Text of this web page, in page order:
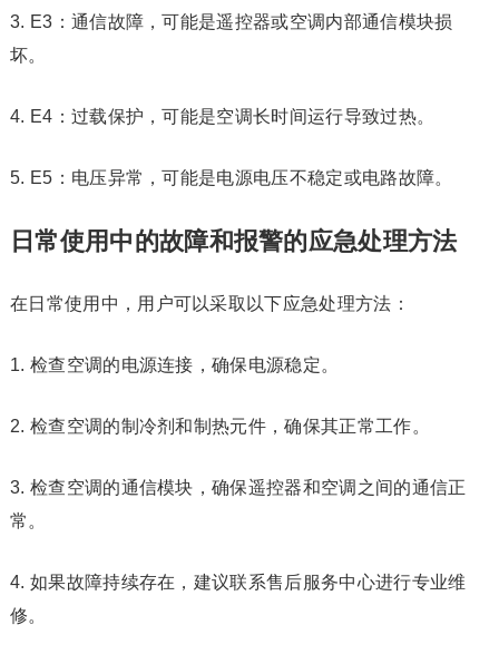
3. E3：通信故障，可能是遥控器或空调内部通信模块损
坏。
4. E4：过载保护，可能是空调长时间运行导致过热。
5. E5：电压异常，可能是电源电压不稳定或电路故障。
日常使用中的故障和报警的应急处理方法
在日常使用中，用户可以采取以下应急处理方法：
1. 检查空调的电源连接，确保电源稳定。
2. 检查空调的制冷剂和制热元件，确保其正常工作。
3. 检查空调的通信模块，确保遥控器和空调之间的通信正
常。
4. 如果故障持续存在，建议联系售后服务中心进行专业维
修。